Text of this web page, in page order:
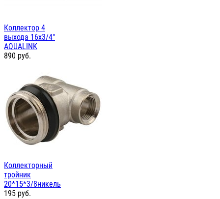
Коллектор 4
выхода 16х3/4"
AQUALINK
890 руб.
Коллекторный
тройник
20*15*3/8никель
195 руб.